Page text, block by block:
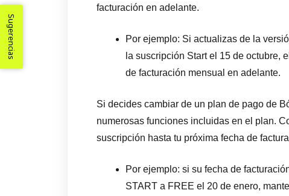
facturación en adelante.
Por ejemplo: Si actualizas de la
la suscripción Start el 15 de octubre,
de facturación mensual en adelante.
Si decides cambiar de un plan de pago de
numerosas funciones incluidas en el plan.
suscripción hasta tu próxima fecha de
Por ejemplo: si su fecha de
START a FREE el 20 de enero,
Sugerencias